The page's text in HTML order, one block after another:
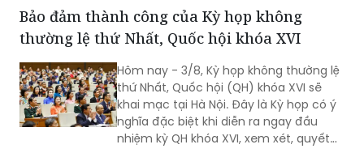
kiến, quyết định nhiều nội dung quan
trọng, cấp bách, đáp ứng yêu cầu thực
tiễn, vì sự phát triển nhanh, bền vững
của đất nước.
Bảo đảm thành công của Kỳ họp không
thường lệ thứ Nhất, Quốc hội khóa XVI
Hôm nay - 3/8, Kỳ họp không thường lệ
thứ Nhất, Quốc hội (QH) khóa XVI sẽ